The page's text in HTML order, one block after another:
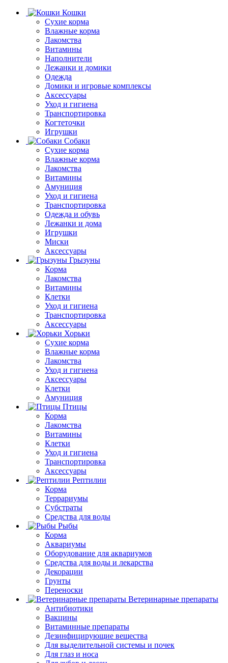
Кошки
Сухие корма
Влажные корма
Лакомства
Витамины
Наполнители
Лежанки и домики
Одежда
Домики и игровые комплексы
Аксессуары
Уход и гигиена
Транспортировка
Когтеточки
Игрушки
Собаки
Сухие корма
Влажные корма
Лакомства
Витамины
Амуниция
Уход и гигиена
Транспортировка
Одежда и обувь
Лежанки и дома
Игрушки
Миски
Аксессуары
Грызуны
Корма
Лакомства
Витамины
Клетки
Уход и гигиена
Транспортировка
Аксессуары
Хорьки
Сухие корма
Влажные корма
Лакомства
Уход и гигиена
Аксессуары
Клетки
Амуниция
Птицы
Корма
Лакомства
Витамины
Клетки
Уход и гигиена
Транспортировка
Аксессуары
Рептилии
Корма
Террариумы
Субстраты
Средства для воды
Рыбы
Корма
Аквариумы
Оборудование для аквариумов
Средства для воды и лекарства
Декорации
Грунты
Переноски
Ветеринарные препараты
Антибиотики
Вакцины
Витаминные препараты
Дезинфицирующие вещества
Для выделительной системы и почек
Для глаз и носа